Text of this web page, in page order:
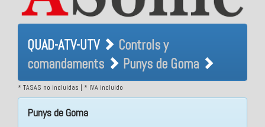
QUAD-ATV-UTV Controls y
comandaments Punys de
Goma
QUAD-ATV-UTV
Controls y
comandaments
Punys de Goma
* TASAS no incluidas | * IVA incluido
Punys de Goma